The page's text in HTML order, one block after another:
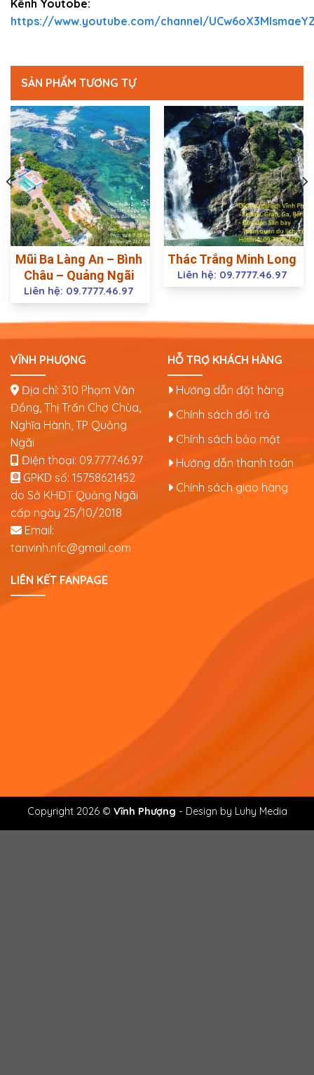
Kênh Youtobe:
https://www.youtube.com/channel/
SẢN PHẨM TƯƠNG TỰ
Mũi Ba Làng An – Bình
Châu – Quảng Ngãi
Liên hệ: 09.7777.46.97
Thác Trắng Minh Long
Liên hệ: 09.7777.46.97
VĨNH PHƯỢNG
Địa chỉ: 310 Phạm Văn
Đồng, Thị Trấn Chợ Chùa,
Nghĩa Hành, TP Quảng
Ngãi
Điện thoại: 09.7777.46.97
GPKD số: 15758621452
do Sở KHĐT Quảng Ngãi
cấp ngày 25/10/2018
Email:
tanvinh.nfc@gmail.com
HỖ TRỢ KHÁCH HÀNG
Hướng dẫn đặt hàng
Chính sách đổi trả
Chính sách bảo mật
Hướng dẫn thanh toán
Chính sách giao hàng
LIÊN KẾT FANPAGE
Copyright 2026 © Vĩnh Phượng - Design by Luhy Media